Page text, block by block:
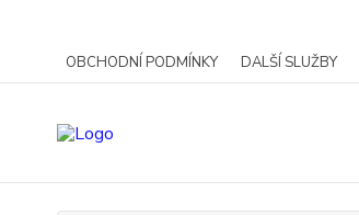
OBCHODNÍ PODMÍNKY DALŠÍ SLUŽBY